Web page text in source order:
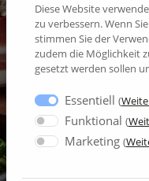
Diese Website
zu verbessern. Wenn
stimmen Sie der
zudem die Möglichkeit
gesetzt werden sollen
Essentiell (
Funktional (
Marketing (